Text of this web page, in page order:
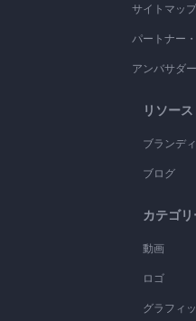
サイトマップ
パートナー
アンバサダ
リソース
ブランデ
ブログ
カテゴ
動画
ロゴ
グラフィ